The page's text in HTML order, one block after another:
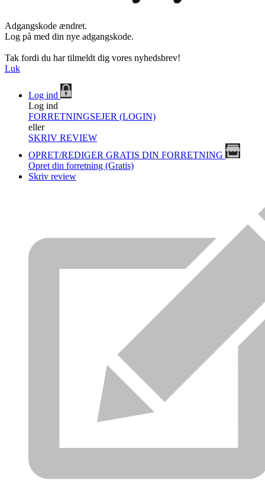
Adgangskode ændret.
Log på med din nye adgangskode.
Tak fordi du har tilmeldt dig vores nyhedsbrev!
Luk
Log ind
Log ind
FORRETNINGSEJER (LOGIN)
eller
SKRIV REVIEW
OPRET/REDIGER GRATIS DIN FORRETNING
Opret din forretning (Gratis)
Skriv review